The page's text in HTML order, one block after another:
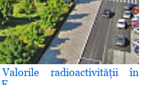
radioactivităţii în